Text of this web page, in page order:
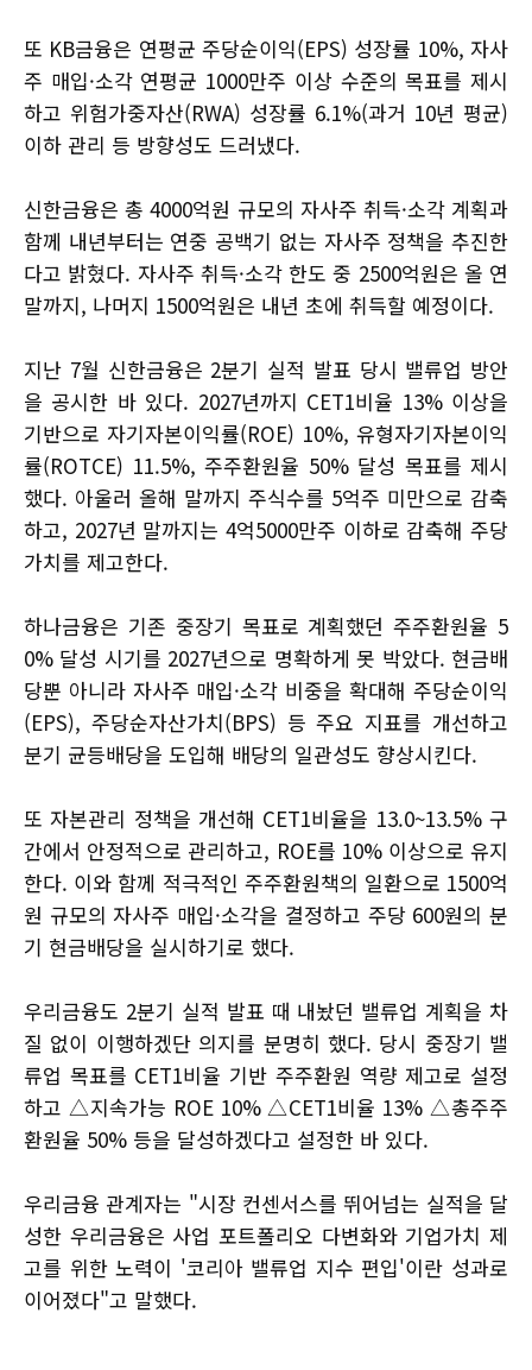
또 KB금융은 연평균 주당순이익(EPS) 성장률 10%, 자사
주 매입·소각 연평균 1000만주 이상 수준의 목표를 제시
하고 위험가중자산(RWA) 성장률 6.1%(과거 10년 평균)
이하 관리 등 방향성도 드러냈다.
신한금융은 총 4000억원 규모의 자사주 취득·소각 계획과
함께 내년부터는 연중 공백기 없는 자사주 정책을 추진한
다고 밝혔다. 자사주 취득·소각 한도 중 2500억원은 올 연
말까지, 나머지 1500억원은 내년 초에 취득할 예정이다.
지난 7월 신한금융은 2분기 실적 발표 당시 밸류업 방안
을 공시한 바 있다. 2027년까지 CET1비율 13% 이상을
기반으로 자기자본이익률(ROE) 10%, 유형자기자본이익
률(ROTCE) 11.5%, 주주환원율 50% 달성 목표를 제시
했다. 아울러 올해 말까지 주식수를 5억주 미만으로 감축
하고, 2027년 말까지는 4억5000만주 이하로 감축해 주당
가치를 제고한다.
하나금융은 기존 중장기 목표로 계획했던 주주환원율 5
0% 달성 시기를 2027년으로 명확하게 못 박았다. 현금배
당뿐 아니라 자사주 매입·소각 비중을 확대해 주당순이익
(EPS), 주당순자산가치(BPS) 등 주요 지표를 개선하고
분기 균등배당을 도입해 배당의 일관성도 향상시킨다.
또 자본관리 정책을 개선해 CET1비율을 13.0~13.5% 구
간에서 안정적으로 관리하고, ROE를 10% 이상으로 유지
한다. 이와 함께 적극적인 주주환원책의 일환으로 1500억
원 규모의 자사주 매입·소각을 결정하고 주당 600원의 분
기 현금배당을 실시하기로 했다.
우리금융도 2분기 실적 발표 때 내놨던 밸류업 계획을 차
질 없이 이행하겠단 의지를 분명히 했다. 당시 중장기 밸
류업 목표를 CET1비율 기반 주주환원 역량 제고로 설정
하고 △지속가능 ROE 10% △CET1비율 13% △총주주
환원율 50% 등을 달성하겠다고 설정한 바 있다.
우리금융 관계자는 "시장 컨센서스를 뛰어넘는 실적을 달
성한 우리금융은 사업 포트폴리오 다변화와 기업가치 제
고를 위한 노력이 '코리아 밸류업 지수 편입'이란 성과로
이어졌다"고 말했다.